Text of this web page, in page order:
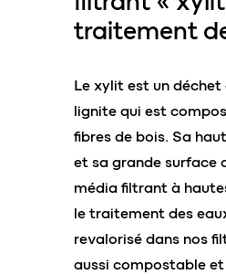
traitement
Le xylit est un
lignite qui est
fibres de bois. Sa
et sa grande surface
média filtrant à
le traitement des
revalorisé dans nos
aussi compostable